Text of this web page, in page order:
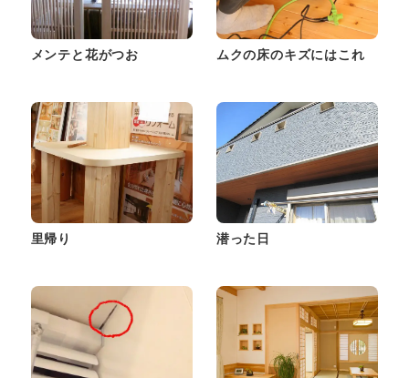
メンテと花がつお ムクの床のキズにはこれ
里帰り 潜った日